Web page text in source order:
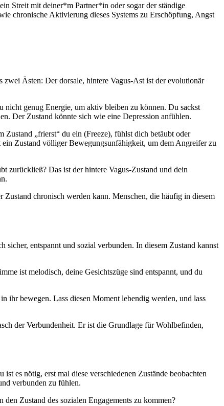
Streit mit deiner*m Partner*in oder sogar der ständige
chronische Aktivierung dieses Systems zu Erschöpfung, Angst
zwei Ästen: Der dorsale, hintere Vagus-Ast ist der evolutionär
nicht genug Energie, um aktiv bleiben zu können. Du sackst
Der Zustand könnte sich wie eine Depression anfühlen.
„frierst“ du ein (Freeze), fühlst dich betäubt oder
Zustand völliger Bewegungsunfähigkeit, um dem Angreifer zu
zurückließ? Das ist der hintere Vagus-Zustand und dein
Zustand chronisch werden kann. Menschen, die häufig in diesem
entspannt und sozial verbunden. In diesem Zustand kannst
ist melodisch, deine Gesichtszüge sind entspannt, und du
ihr bewegen. Lass diesen Moment lebendig werden, und lass
der Verbundenheit. Er ist die Grundlage für Wohlbefinden,
es nötig, erst mal diese verschiedenen Zustände beobachten
verbunden zu fühlen.
Zustand des sozialen Engagements zu kommen?